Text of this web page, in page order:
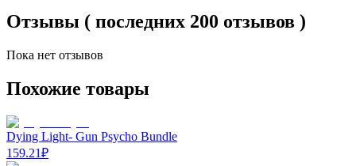
Отзывы ( последних 200 отзывов )
Пока нет отзывов
Похожие товары
Dying Light- Gun Psycho Bundle
159.21₽